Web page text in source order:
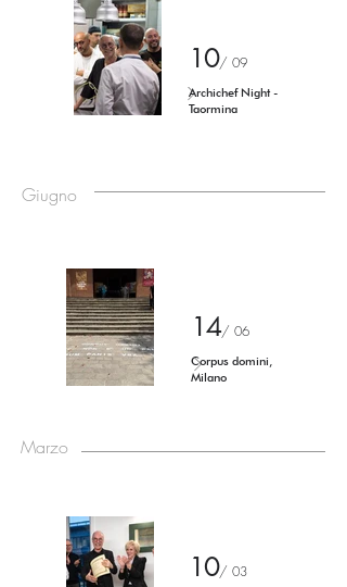
Giugno
10/ 09
Archichef Night -
Taormina
Marzo
14/ 06
Corpus domini,
Milano
10/ 03